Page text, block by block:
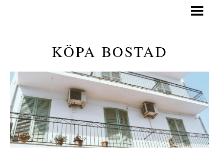
GENERELLA TIPS
KÖPA BOSTAD GUIDE
BLOGG
KÖPA BOSTAD